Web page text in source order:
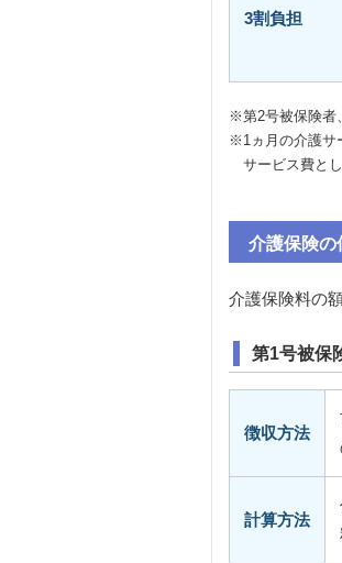
3割負担
※第2号被保険者
※1ヵ月の介護サ
サービス費と
介護保険の
介護保険料の
第1号被保
徴収方法
計算方法